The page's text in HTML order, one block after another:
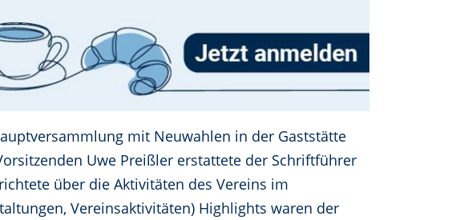
mit Neuwahlen in der Gaststätte
Uwe Preißler erstattete der Schriftführer
über die Aktivitäten des Vereins im
Vereinsaktivitäten) Highlights waren der